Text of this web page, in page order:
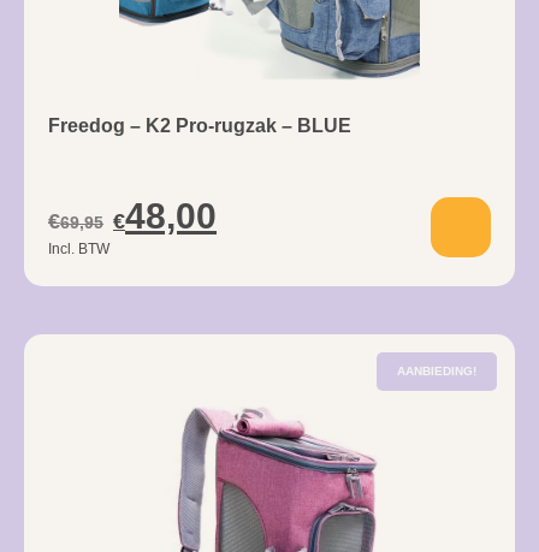
Freedog – K2 Pro-rugzak – BLUE
€69,95 €48,00
Incl. BTW
AANBIEDING!